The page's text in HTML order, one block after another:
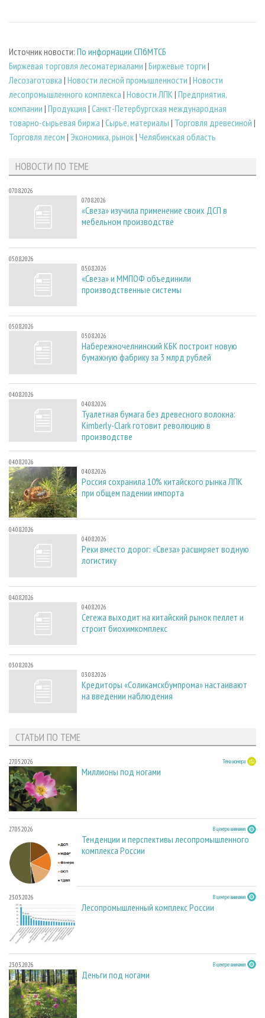
Источник новости: По информации СПбМТСБ
Биржевая торговля лесоматериалами | Биржевые торги |
Лесозаготовка | Новости лесной промышленности | Новости
лесопромышленного комплекса | Новости ЛПК | Предприятия,
компании | Продукция | Санкт-Петербургская международная
товарно-сырьевая биржа | Сырье, материалы | Торговля древесиной |
Торговля лесом | Экономика, рынок| Челябинская область
НОВОСТИ ПО ТЕМЕ
07.08.2026
07.08.2026
«Свеза» изучила применение своих ДСП в
мебельном производстве
05.08.2026
05.08.2026
«Свеза» и ММПОФ объединили
производственные системы
05.08.2026
05.08.2026
Набережночелнинский КБК построит новую
бумажную фабрику за 3 млрд рублей
04.08.2026
04.08.2026
Туалетная бумага без древесного волокна:
Kimberly-Clark готовит революцию в
производстве
04.08.2026
04.08.2026
Россия сохранила 10% китайского рынка ЛПК
при общем падении импорта
04.08.2026
04.08.2026
Реки вместо дорог: «Свеза» расширяет водную
логистику
04.08.2026
04.08.2026
Сегежа выходит на китайский рынок пеллет и
строит биохимкомплекс
03.08.2026
03.08.2026
Кредиторы «Соликамскбумпрома» настаивают
на введении наблюдения
СТАТЬИ ПО ТЕМЕ
27.05.2026 Тема номера
Миллионы под ногами
27.05.2026 В центре внимания
Тенденции и перспективы лесопромышленного
комплекса России
23.03.2026 В центре внимания
Лесопромышленный комплекс России
23.03.2026 В центре внимания
Деньги под ногами